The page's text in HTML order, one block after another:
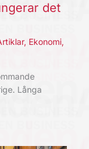
det
, Ekonomi,
Långa